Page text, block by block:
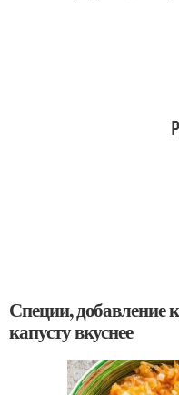
Специи, добавление
капусту вкуснее